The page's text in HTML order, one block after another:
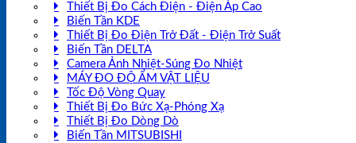
Thiết Bị Đo Cách Điện - Điện Áp Cao
Biến Tần KDE
Thiết Bị Đo Điện Trở Đất - Điện Trở Suất
Biến Tần DELTA
Camera Ảnh Nhiệt-Súng Đo Nhiệt
MÁY ĐO ĐỘ ẨM VẬT LIỆU
Tốc Độ Vòng Quay
Thiết Bị Đo Bức Xạ-Phóng Xạ
Thiết Bị Đo Dòng Dò
Biến Tần MITSUBISHI